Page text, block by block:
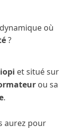
où
?
et situé sur
ou sa
.
aurez pour